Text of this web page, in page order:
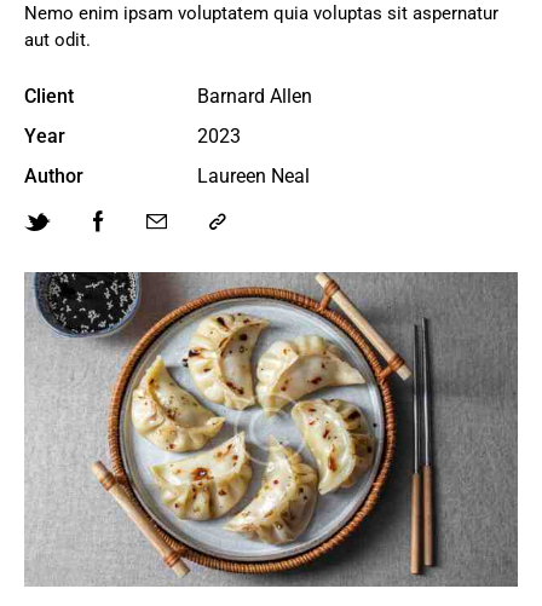
Nemo enim ipsam voluptatem quia voluptas sit aspernatur
aut odit.
Client
Barnard Allen
Year
2023
Author
Laureen Neal